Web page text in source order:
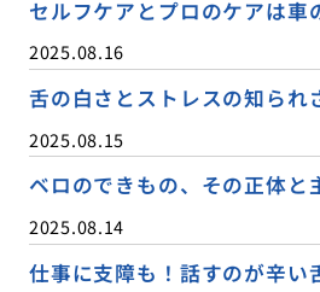
セルフケアとプロのケアは車
2025.08.16
舌の白さとストレスの知られ
2025.08.15
ベロのできもの、その正体と
2025.08.14
仕事に支障も！話すのが辛い